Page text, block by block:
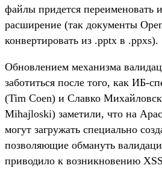
файлы придется переименовать
расширение (так документы
конвертировать из .pptx в .ppxs).
Обновлением механизма
заботиться после того, как ИБ-
(Tim Coen) и Славко
Mihajloski) заметили, что на
могут загружать специально
позволяющие обмануть
приводило к возникновению